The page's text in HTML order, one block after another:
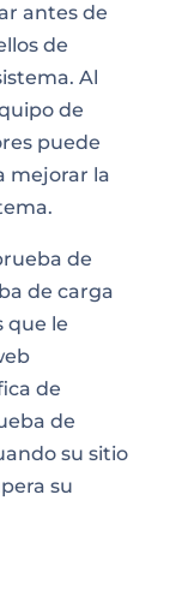
antes de
de
Al
de
puede
mejorar la
de
de carga
que le
de
de
su sitio
su